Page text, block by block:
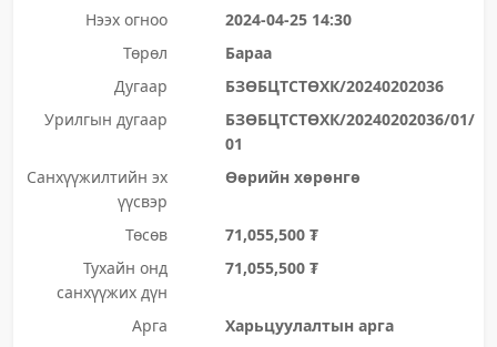
Нээх огноо
2024-04-25 14:30
Төрөл
Бараа
Дугаар
БЗӨБЦТСТӨХК/20240202036
Урилгын дугаар
БЗӨБЦТСТӨХК/20240202036/01/
01
Санхүүжилтийн эх
үүсвэр
Өөрийн хөрөнгө
Төсөв
71,055,500 ₮
Тухайн онд
санхүүжих дүн
71,055,500 ₮
Арга
Харьцуулалтын арга